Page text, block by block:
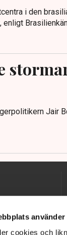
cookies och
i den
Jair